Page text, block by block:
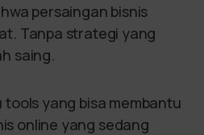
persaingan bisnis
Tanpa strategi yang
saing.
tools yang bisa membantu
online yang sedang